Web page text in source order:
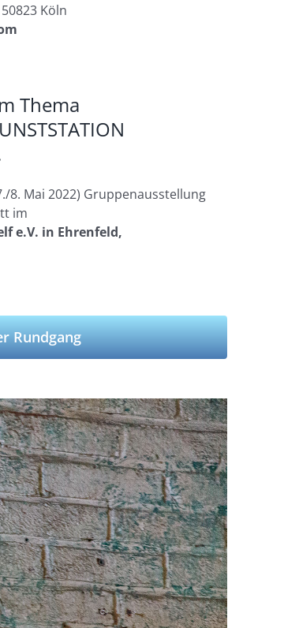
Köln
Thema
8. Mai 2022) Gruppenausstellung
im
e.V. in Ehrenfeld,
Rundgang